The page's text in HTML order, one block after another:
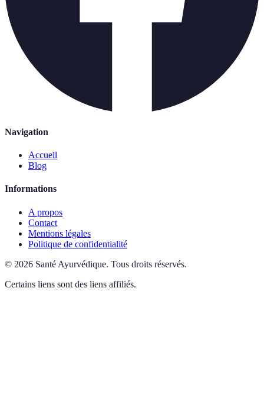
Navigation
Accueil
Blog
Informations
A propos
Contact
Mentions légales
Politique de confidentialité
© 2026 Santé Ayurvédique. Tous droits réservés.
Certains liens sont des liens affiliés.